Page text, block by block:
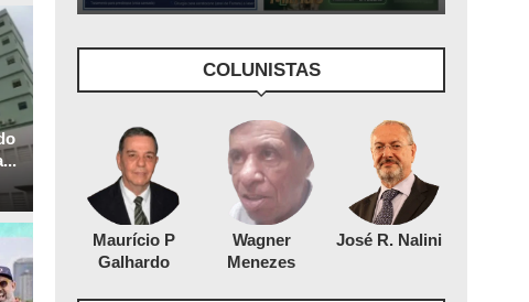
COLUNISTAS
Maurício P
Galhardo
Wagner
Menezes
José R. Nalini